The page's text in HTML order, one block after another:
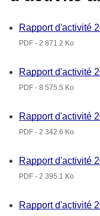
Rapport d'activité
PDF - 2 871.2 Ko
Rapport d'activité
PDF - 8 575.5 Ko
Rapport d'activité
PDF - 2 342.6 Ko
Rapport d'activité
PDF - 2 395.1 Ko
Rapport d'activité